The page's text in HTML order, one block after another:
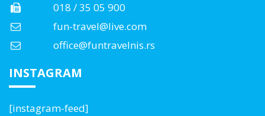
018 / 35 05 900
fun-travel@live.com
office@funtravelnis.rs
INSTAGRAM
[instagram-feed]